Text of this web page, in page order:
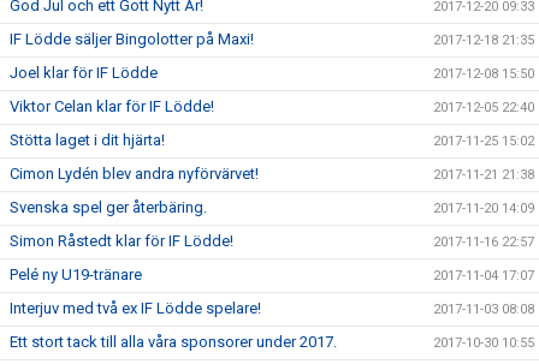
God Jul och ett Gott Nytt År! 2017-12-20 09:33
IF Lödde säljer Bingolotter på Maxi! 2017-12-18 21:35
Joel klar för IF Lödde 2017-12-08 15:50
Viktor Celan klar för IF Lödde! 2017-12-05 22:40
Stötta laget i dit hjärta! 2017-11-25 15:02
Cimon Lydén blev andra nyförvärvet! 2017-11-21 21:38
Svenska spel ger återbäring. 2017-11-20 14:09
Simon Råstedt klar för IF Lödde! 2017-11-16 22:57
Pelé ny U19-tränare 2017-11-04 17:07
Interjuv med två ex IF Lödde spelare! 2017-11-03 08:08
Ett stort tack till alla våra sponsorer under 2017. 2017-10-30 10:55